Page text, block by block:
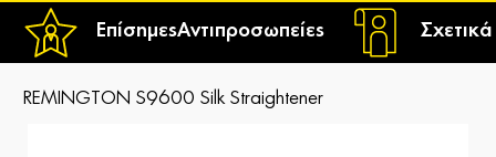
ΕπίσημεςΑντιπροσωπείες
REMINGTON S9600 Silk Straightener